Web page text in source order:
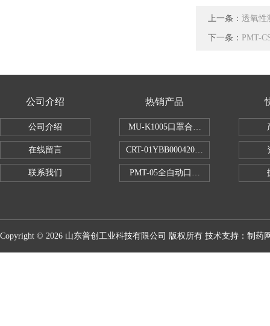
上一条： 透氧性
下一条： PMT-
公司介绍
公司介绍
在线留言
联系我们
热销产品
MU-K1005口罩合成血液穿透试验仪
CRT-01YBB00042005数显式安瓿瓶圆
PMT-05全自动口红折断力测试仪
Copyright © 2026 山东普创工业科技有限公司 版权所有 技术支持： 制药